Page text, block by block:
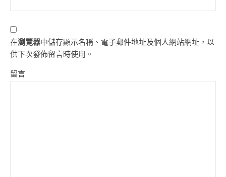
在瀏覽器中儲存顯示名稱、電子郵件地址及個人網站網址，以
供下次發佈留言時使用。
留言